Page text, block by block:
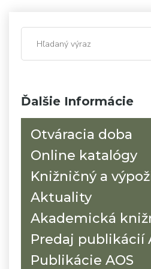
Ďalšie Informácie
Otváracia doba
Online katalógy
Knižničný a
Aktuality
Akademická
Predaj publikácií
Publikácie AOS